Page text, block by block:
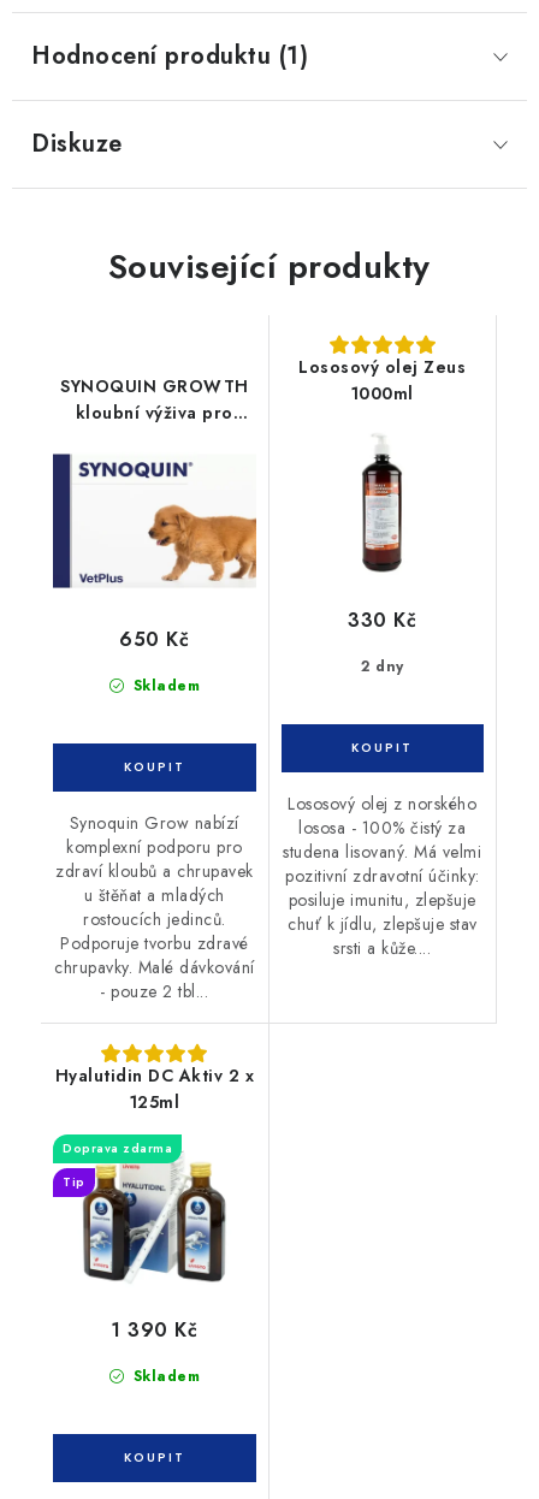
Hodnocení produktu (1)
Diskuze
Související produkty
SYNOQUIN GROWTH
kloubní výživa pro
Skladem
650 Kč
Synoquin Grow nabízí
komplexní podporu pro
zdraví kloubů a chrupavek
u štěňat a mladých
rostoucích jedinců.
Podporuje tvorbu zdravé
chrupavky. Malé dávkování
- pouze 2 tbl...
Lososový olej Zeus
1000ml
2 dny
330 Kč
Lososový olej z norského
lososa - 100% čistý za
studena lisovaný. Má velmi
pozitivní zdravotní účinky:
posiluje imunitu, zlepšuje
chuť k jídlu, zlepšuje stav
srsti a kůže....
Hyalutidin DC Aktiv 2 x
125ml
Doprava zdarma
Tip
Skladem
1 390 Kč